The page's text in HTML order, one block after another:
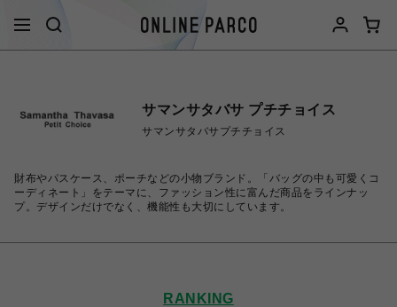
サマンサタバサ プチチョイス
サマンサタバサプチチョイス
財布やパスケース、ポーチなどの小物ブランド。「バッグの中も可愛くコ
ーディネート」をテーマに、ファッション性に富んだ商品をラインナッ
プ。デザインだけでなく、機能性も大切にしています。
RANKING